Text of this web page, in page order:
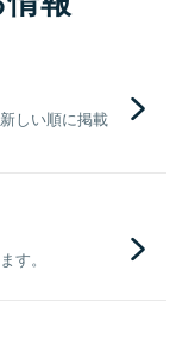
しい順に掲載
す。